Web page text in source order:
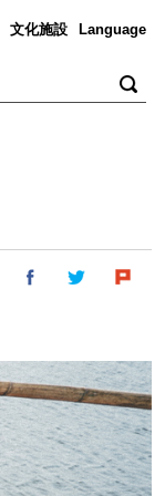
文化施設 Language